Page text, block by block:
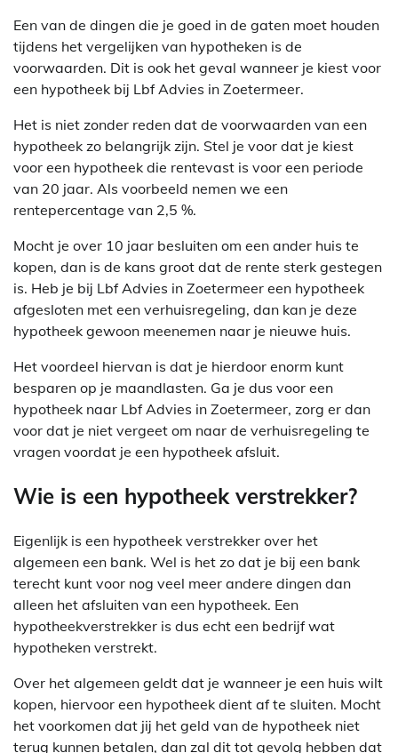
Een van de dingen die je goed in de gaten moet houden
tijdens het vergelijken van hypotheken is de
voorwaarden. Dit is ook het geval wanneer je kiest voor
een hypotheek bij Lbf Advies in Zoetermeer.
Het is niet zonder reden dat de voorwaarden van een
hypotheek zo belangrijk zijn. Stel je voor dat je kiest
voor een hypotheek die rentevast is voor een periode
van 20 jaar. Als voorbeeld nemen we een
rentepercentage van 2,5 %.
Mocht je over 10 jaar besluiten om een ander huis te
kopen, dan is de kans groot dat de rente sterk gestegen
is. Heb je bij Lbf Advies in Zoetermeer een hypotheek
afgesloten met een verhuisregeling, dan kan je deze
hypotheek gewoon meenemen naar je nieuwe huis.
Het voordeel hiervan is dat je hierdoor enorm kunt
besparen op je maandlasten. Ga je dus voor een
hypotheek naar Lbf Advies in Zoetermeer, zorg er dan
voor dat je niet vergeet om naar de verhuisregeling te
vragen voordat je een hypotheek afsluit.
Wie is een hypotheek verstrekker?
Eigenlijk is een hypotheek verstrekker over het
algemeen een bank. Wel is het zo dat je bij een bank
terecht kunt voor nog veel meer andere dingen dan
alleen het afsluiten van een hypotheek. Een
hypotheekverstrekker is dus echt een bedrijf wat
hypotheken verstrekt.
Over het algemeen geldt dat je wanneer je een huis wilt
kopen, hiervoor een hypotheek dient af te sluiten. Mocht
het voorkomen dat jij het geld van de hypotheek niet
terug kunnen betalen, dan zal dit tot gevolg hebben dat